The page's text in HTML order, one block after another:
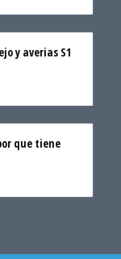
y averias S1
que tiene